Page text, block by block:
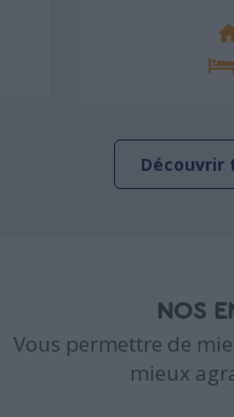
Découvrir
NOS
Vous permettre de
mieux